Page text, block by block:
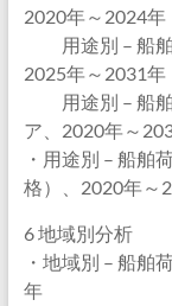
2020年～2024年
用途別 – 船舶
2025年～2031年
用途別 – 船舶
ア、2020年～
・用途別 – 船舶
格）、2020年～
6 地域別分析
・地域別 – 船舶
年